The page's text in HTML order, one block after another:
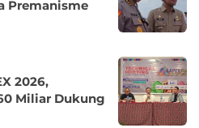
Premanisme
2026,
Miliar Dukung